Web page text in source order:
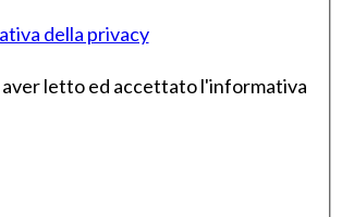
della privacy
aver letto ed accettato l'informativa